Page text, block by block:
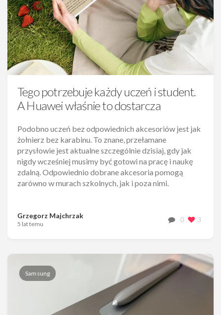
Tego potrzebuje każdy uczeń i student.
A Huawei właśnie to dostarcza
Podobno uczeń bez odpowiednich akcesoriów jest jak
żołnierz bez karabinu. To znane, przełamane
przysłowie jest aktualne szczególnie dzisiaj, gdy jak
nigdy wcześniej musimy być gotowi na pracę i naukę
zdalną. Odpowiednio dobrane akcesoria pomogą
zarówno w murach szkolnych, jak i poza nimi.
Grzegorz Majchrzak
5 lat temu
0 3
Samsung